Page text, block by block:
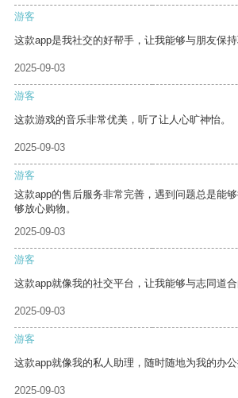
游客
这款app是我社交的好帮手，让我能够与朋友保持
2025-09-03
游客
这款游戏的音乐非常优美，听了让人心旷神怡。
2025-09-03
游客
这款app的售后服务非常完善，遇到问题总是能
够放心购物。
2025-09-03
游客
这款app就像我的社交平台，让我能够与志同道合
2025-09-03
游客
这款app就像我的私人助理，随时随地为我的办公
2025-09-03